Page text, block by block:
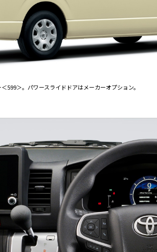
599＞。パワースライドドアはメーカーオプション。